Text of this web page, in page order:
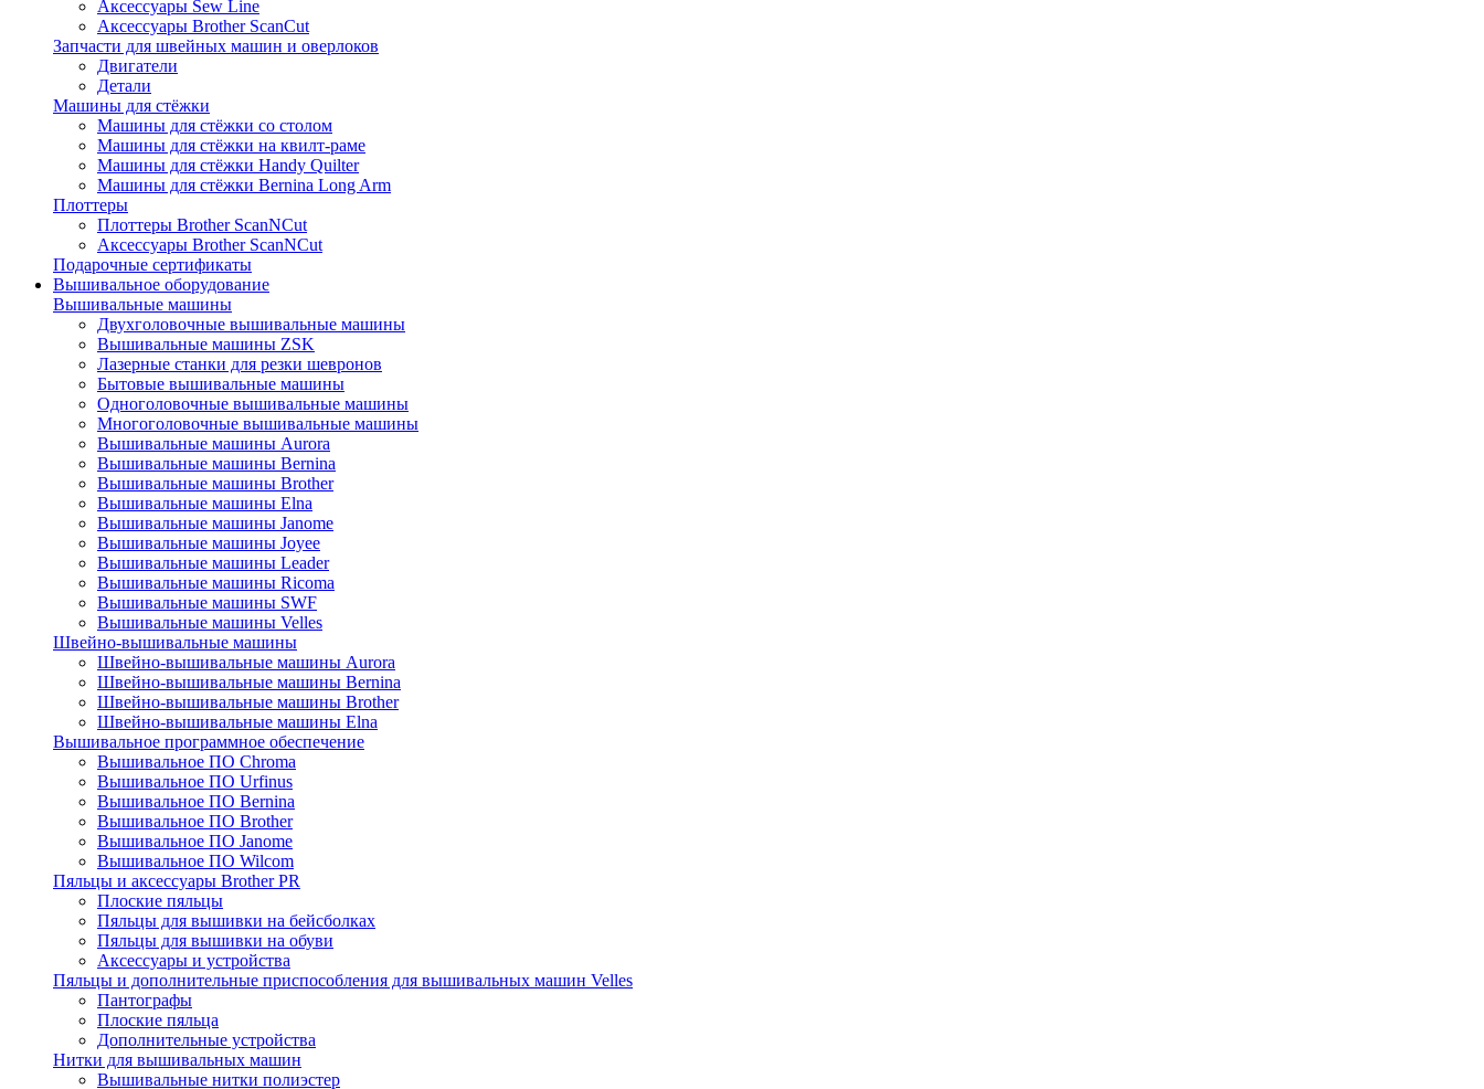
Аксессуары Sew Line
Аксессуары Brother ScanCut
Запчасти для швейных машин и оверлоков
Двигатели
Детали
Машины для стёжки
Машины для стёжки со столом
Машины для стёжки на квилт-раме
Машины для стёжки Handy Quilter
Машины для стёжки Bernina Long Arm
Плоттеры
Плоттеры Brother ScanNCut
Аксессуары Brother ScanNCut
Подарочные сертификаты
Вышивальное оборудование
Вышивальные машины
Двухголовочные вышивальные машины
Вышивальные машины ZSK
Лазерные станки для резки шевронов
Бытовые вышивальные машины
Одноголовочные вышивальные машины
Многоголовочные вышивальные машины
Вышивальные машины Aurora
Вышивальные машины Bernina
Вышивальные машины Brother
Вышивальные машины Elna
Вышивальные машины Janome
Вышивальные машины Joyee
Вышивальные машины Leader
Вышивальные машины Ricoma
Вышивальные машины SWF
Вышивальные машины Velles
Швейно-вышивальные машины
Швейно-вышивальные машины Aurora
Швейно-вышивальные машины Bernina
Швейно-вышивальные машины Brother
Швейно-вышивальные машины Elna
Вышивальное программное обеспечение
Вышивальное ПО Chroma
Вышивальное ПО Urfinus
Вышивальное ПО Bernina
Вышивальное ПО Brother
Вышивальное ПО Janome
Вышивальное ПО Wilcom
Пяльцы и аксессуары Brother PR
Плоские пяльцы
Пяльцы для вышивки на бейсболках
Пяльцы для вышивки на обуви
Аксессуары и устройства
Пяльцы и дополнительные приспособления для вышивальных машин Velles
Пантографы
Плоские пяльца
Дополнительные устройства
Нитки для вышивальных машин
Вышивальные нитки полиэстер